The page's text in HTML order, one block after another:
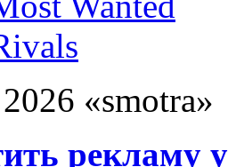
«smotra»
рекламу у